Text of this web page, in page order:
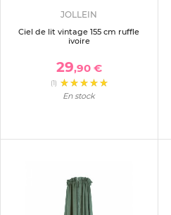
JOLLEIN
Ciel de lit vintage 155 cm ruffle
ivoire
29,90 €
(1)
En stock